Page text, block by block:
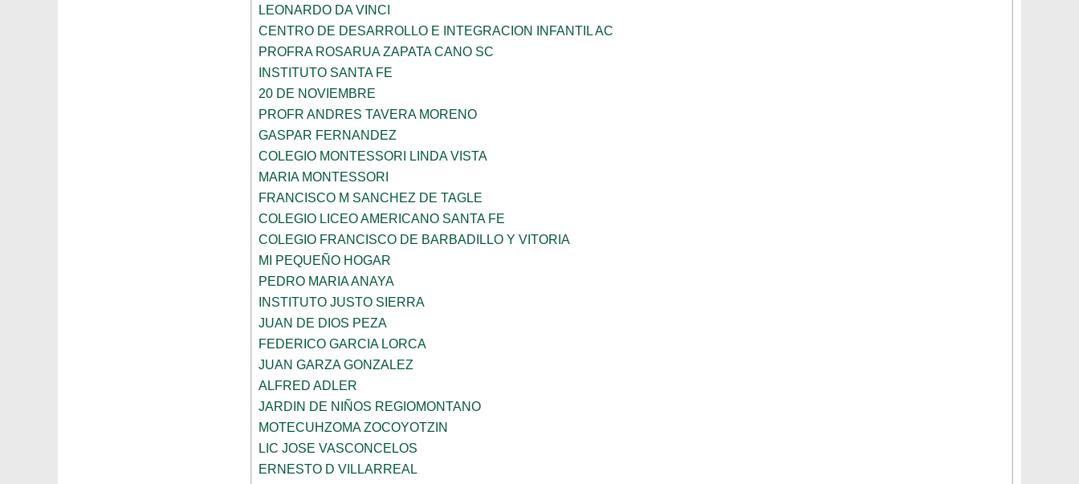
LEONARDO DA VINCI
CENTRO DE DESARROLLO E INTEGRACION INFANTIL AC
PROFRA ROSARUA ZAPATA CANO SC
INSTITUTO SANTA FE
20 DE NOVIEMBRE
PROFR ANDRES TAVERA MORENO
GASPAR FERNANDEZ
COLEGIO MONTESSORI LINDA VISTA
MARIA MONTESSORI
FRANCISCO M SANCHEZ DE TAGLE
COLEGIO LICEO AMERICANO SANTA FE
COLEGIO FRANCISCO DE BARBADILLO Y VITORIA
MI PEQUEÑO HOGAR
PEDRO MARIA ANAYA
INSTITUTO JUSTO SIERRA
JUAN DE DIOS PEZA
FEDERICO GARCIA LORCA
JUAN GARZA GONZALEZ
ALFRED ADLER
JARDIN DE NIÑOS REGIOMONTANO
MOTECUHZOMA ZOCOYOTZIN
LIC JOSE VASCONCELOS
ERNESTO D VILLARREAL